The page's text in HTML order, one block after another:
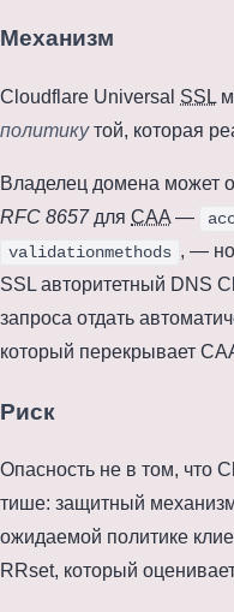
Механизм
Cloudflare Universal SSL
политикутой, которая
Владелец домена может
RFC 8657для CAA —
validationmethods , — но
SSL авторитетный DNS
запроса отдать
который перекрывает
Риск
Опасность не в том, что
тише: защитный
ожидаемой политике
RRset, который